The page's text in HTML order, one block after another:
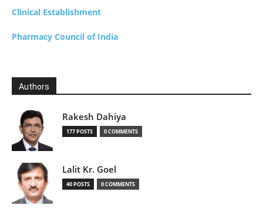
Clinical Establishment
Pharmacy Council of India
Authors
Rakesh Dahiya
177 POSTS 0 COMMENTS
Lalit Kr. Goel
40 POSTS 0 COMMENTS